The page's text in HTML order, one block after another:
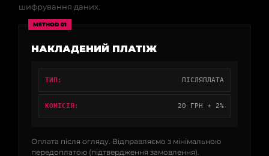
шифрування даних.
METHOD 01
НАКЛАДЕНИЙ ПЛАТІЖ
ТИП: ПІСЛЯПЛАТА
КОМІСІЯ: 20 ГРН + 2%
Оплата після огляду. Відправляємо з мінімальною
передоплатою (підтвердження замовлення).